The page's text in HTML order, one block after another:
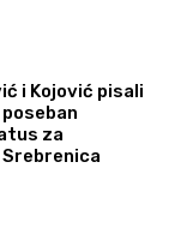
i Kojović pisali
za